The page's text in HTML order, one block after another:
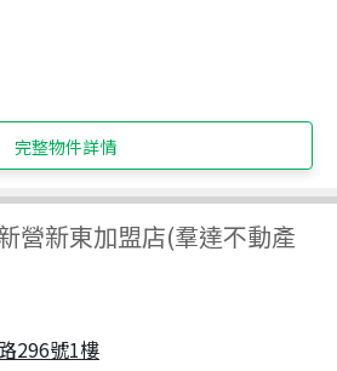
完整物件詳情
營新東加盟店(羣達不動產
296號1樓